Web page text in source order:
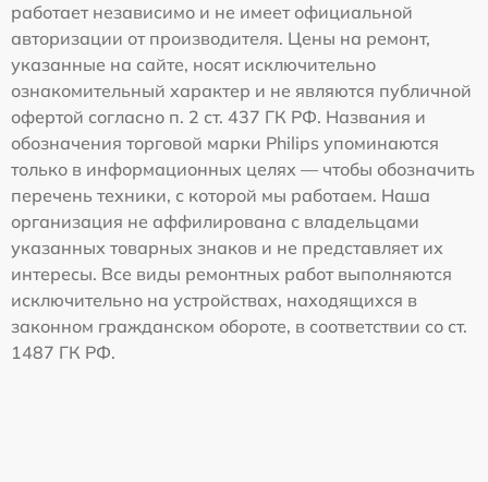
работает независимо и не имеет официальной
авторизации от производителя. Цены на ремонт,
указанные на сайте, носят исключительно
ознакомительный характер и не являются публичной
офертой согласно п. 2 ст. 437 ГК РФ. Названия и
обозначения торговой марки Philips упоминаются
только в информационных целях — чтобы обозначить
перечень техники, с которой мы работаем. Наша
организация не аффилирована с владельцами
указанных товарных знаков и не представляет их
интересы. Все виды ремонтных работ выполняются
исключительно на устройствах, находящихся в
законном гражданском обороте, в соответствии со ст.
1487 ГК РФ.